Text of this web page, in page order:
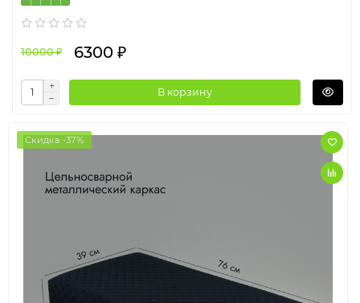
10000 ₽ 6300 ₽
В корзину
Скидка -37%